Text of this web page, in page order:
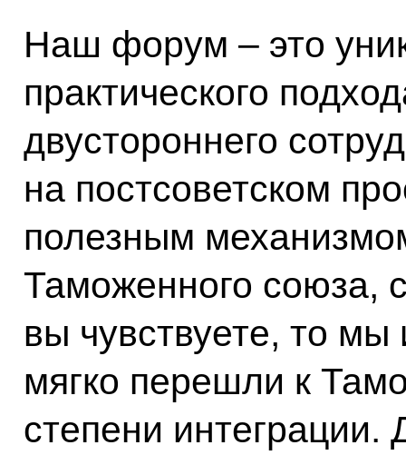
Наш форум – это
практического
двустороннего
на постсоветском
полезным
Таможенного союза,
вы чувствуете, то
мягко перешли к
степени